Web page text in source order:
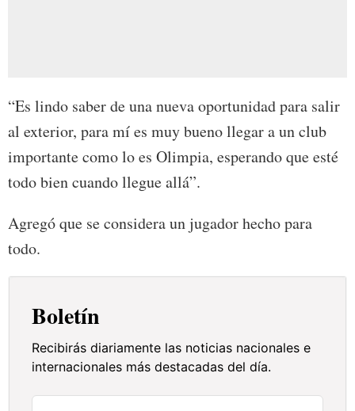
“Es lindo saber de una nueva oportunidad para salir
al exterior, para mí es muy bueno llegar a un club
importante como lo es Olimpia, esperando que esté
todo bien cuando llegue allá”.
Agregó que se considera un jugador hecho para
todo.
Boletín
Recibirás diariamente las noticias nacionales e
internacionales más destacadas del día.